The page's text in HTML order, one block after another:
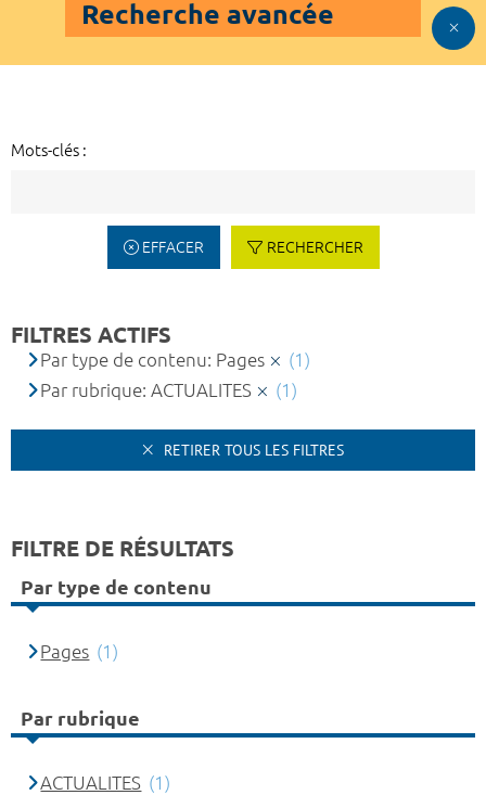
Recherche avancée
Mots-clés :
EFFACER RECHERCHER
FILTRES ACTIFS
Par type de contenu: Pages
(1)
Par rubrique: ACTUALITES
(1)
RETIRER TOUS LES FILTRES
FILTRE DE RÉSULTATS
Par type de contenu
Pages (1)
Par rubrique
ACTUALITES (1)